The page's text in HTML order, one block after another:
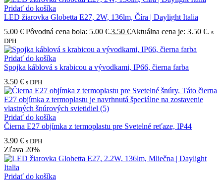
Pridať do košíka
LED žiarovka Globetta E27, 2W, 136lm, Číra | Daylight Italia
5.00€ Pôvodná cena bola: 5.00 €.3.50 €Aktuálna cena je: 3.50 €. s
DPH
Pridať do košíka
Spojka káblová s krabicou a vývodkami, IP66, čierna farba
3.50 € s DPH
Pridať do košíka
Čierna E27 objímka z termoplastu pre Svetelné reťaze, IP44
3.90 € s DPH
Zľava 20%
Pridať do košíka